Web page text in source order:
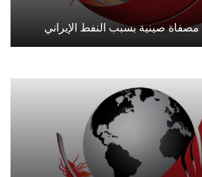
صينية بسبب النفط الإيراني